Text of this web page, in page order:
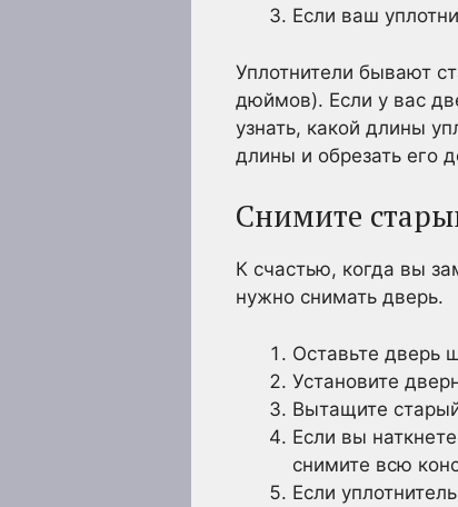
Если ваш
Уплотнители бывают
дюймов). Если у вас
узнать, какой длины
длины и обрезать его
Снимите
К счастью, когда вы
нужно снимать дверь.
Оставьте дверь
Установите
Вытащите
Если вы
снимите всю
Если